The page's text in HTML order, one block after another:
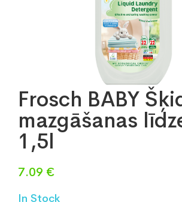
Frosch BABY
mazgāšanas
1,5l
7.09 €
In Stock